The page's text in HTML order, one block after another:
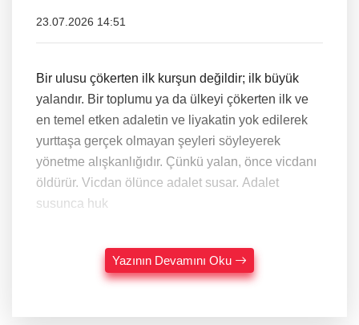
23.07.2026 14:51
Bir ulusu çökerten ilk kurşun değildir; ilk büyük
yalandır. Bir toplumu ya da ülkeyi çökerten ilk ve
en temel etken adaletin ve liyakatin yok edilerek
yurttaşa gerçek olmayan şeyleri söyleyerek
yönetme alışkanlığıdır. Çünkü yalan, önce vicdanı
öldürür. Vicdan ölünce adalet susar. Adalet
susunca huk
Yazının Devamını Oku